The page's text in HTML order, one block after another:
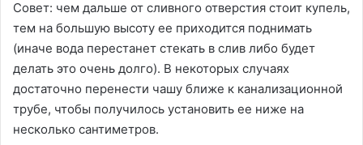
Совет: чем дальше от сливного отверстия стоит купель,
тем на большую высоту ее приходится поднимать
(иначе вода перестанет стекать в слив либо будет
делать это очень долго). В некоторых случаях
достаточно перенести чашу ближе к канализационной
трубе, чтобы получилось установить ее ниже на
несколько сантиметров.